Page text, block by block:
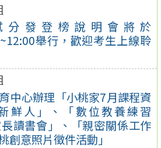
分發登榜說明會將於
舉行，歡迎考生上線聆
中心辦理「小桃家7月課程資
鮮人」、「數位教養練習
讀書會」、「親密關係工作
創意照片徵件活動」